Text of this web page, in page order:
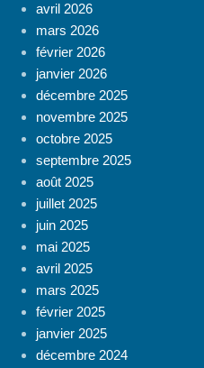
avril 2026
mars 2026
février 2026
janvier 2026
décembre 2025
novembre 2025
octobre 2025
septembre 2025
août 2025
juillet 2025
juin 2025
mai 2025
avril 2025
mars 2025
février 2025
janvier 2025
décembre 2024